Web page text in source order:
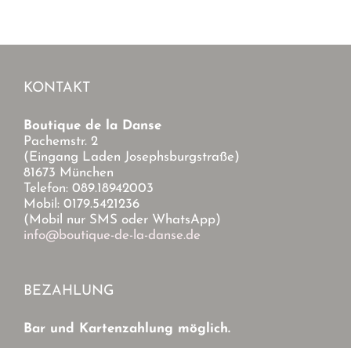
KONTAKT
Boutique de la Danse
Pachemstr. 2
(Eingang Laden Josephsburgstraße)
81673 München
Telefon: 089.18942003
Mobil: 0179.5421236
(Mobil nur SMS oder WhatsApp)
info@boutique-de-la-danse.de
BEZAHLUNG
Bar und Kartenzahlung möglich.